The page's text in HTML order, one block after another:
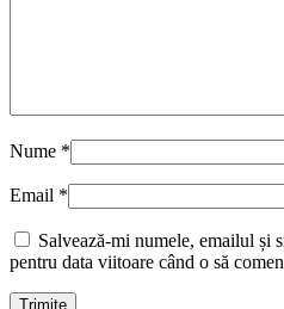
Nume *
Email *
Salvează-mi numele, emailul și
pentru data viitoare când o să